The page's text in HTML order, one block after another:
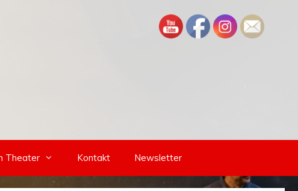
Theater Kontakt Newsletter